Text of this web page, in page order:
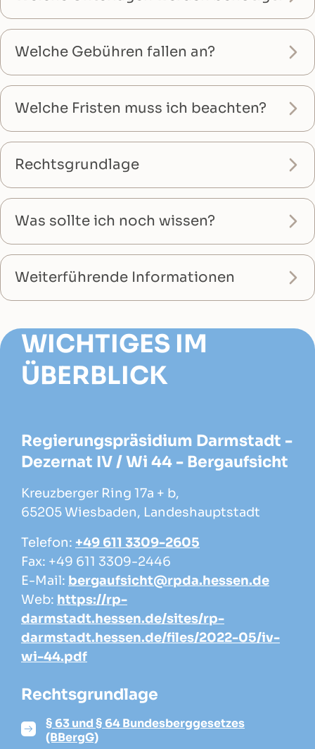
Welche Gebühren fallen an?
Welche Fristen muss ich beachten?
Rechtsgrundlage
Was sollte ich noch wissen?
Weiterführende Informationen
WICHTIGES IM
ÜBERBLICK
Regierungspräsidium Darmstadt -
Dezernat IV / Wi 44 - Bergaufsicht
Kreuzberger Ring 17a + b,
65205 Wiesbaden, Landeshauptstadt
Telefon: +49 611 3309-2605
Fax: +49 611 3309-2446
E-Mail: bergaufsicht@rpda.hessen.de
Web: https://rp-
darmstadt.hessen.de/sites/rp-
darmstadt.hessen.de/files/2022-05/iv-
wi-44.pdf
Rechtsgrundlage
§ 63 und § 64 Bundesberggesetzes
(BBergG)